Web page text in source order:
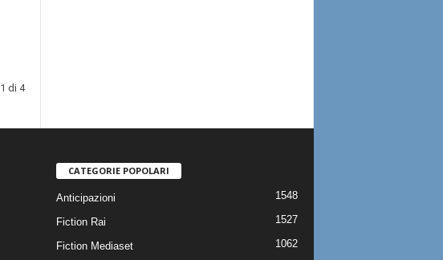
di 4
CATEGORIE POPOLARI
Anticipazioni 1548
Fiction Rai 1527
Fiction Mediaset 1062